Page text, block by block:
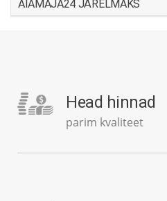
AIAMAJA24 JÄRELMAKS
Head hinnad
parim kvaliteet